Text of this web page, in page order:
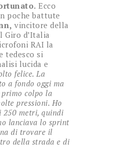
Ecco
poche battute
vincitore della
Giro d’Italia
RAI la
tedesco si
lucida e
felice. La
a fondo oggi ma
colpo la
pressioni. Ho
metri, quindi
lanciava lo sprint
di trovare il
della strada e di